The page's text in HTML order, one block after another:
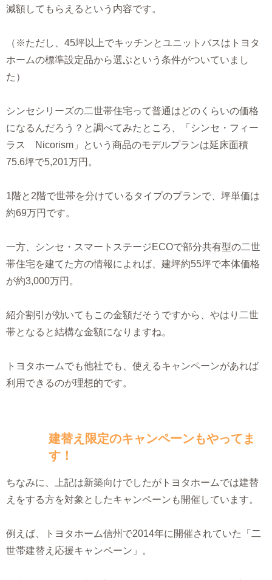
減額してもらえるという内容です。
（※ただし、45坪以上でキッチンとユニットバスはトヨタ
ホームの標準設定品から選ぶという条件がついていまし
た）
シンセシリーズの二世帯住宅って普通はどのくらいの価格
になるんだろう？と調べてみたところ、「シンセ・フィー
ラス Nicorism」という商品のモデルプランは延床面積
75.6坪で5,201万円。
1階と2階で世帯を分けているタイプのプランで、坪単価は
約69万円です。
一方、シンセ・スマートステージECOで部分共有型の二世
帯住宅を建てた方の情報によれば、建坪約55坪で本体価格
が約3,000万円。
紹介割引が効いてもこの金額だそうですから、やはり二世
帯となると結構な金額になりますね。
トヨタホームでも他社でも、使えるキャンペーンがあれば
利用できるのが理想的です。
建替え限定のキャンペーンもやってま
す！
ちなみに、上記は新築向けでしたがトヨタホームでは建替
えをする方を対象としたキャンペーンも開催しています。
例えば、トヨタホーム信州で2014年に開催されていた「二
世帯建替え応援キャンペーン」。